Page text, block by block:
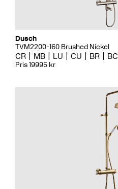
Dusch
TVM2200-160 Brushed Nickel
CR MB LU CU BR BC
Pris 19995 kr